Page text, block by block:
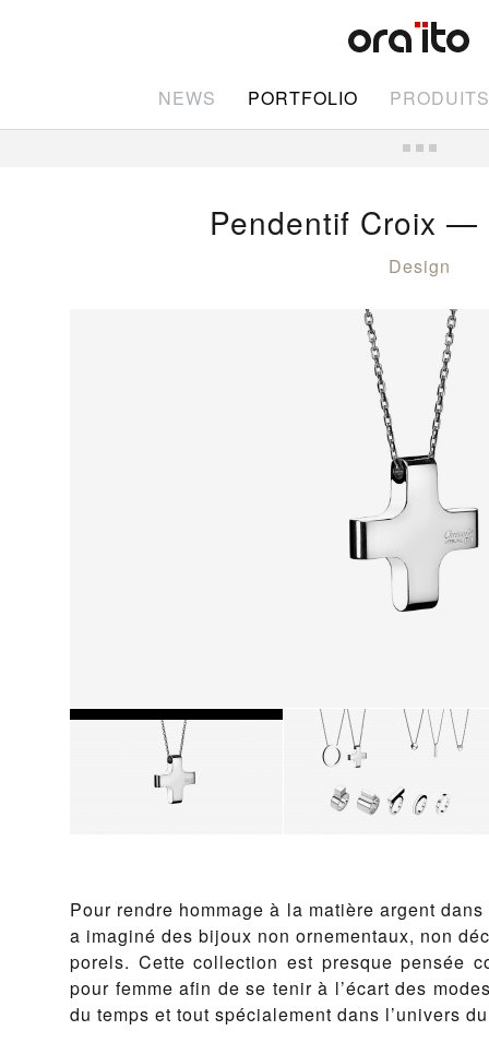
NEWS PORTFOLIO PRODUITS
Pendentif Croix —
Design
Pour ren­dre hom­mage à la matière ar­gent
a imag­iné des bi­joux non orne­men­taux, non
porels. Cette col­lec­tion est presque pen­sée
pour femme afin de se tenir à l’écart des
du temps et tout spé­ciale­ment dans l’univers